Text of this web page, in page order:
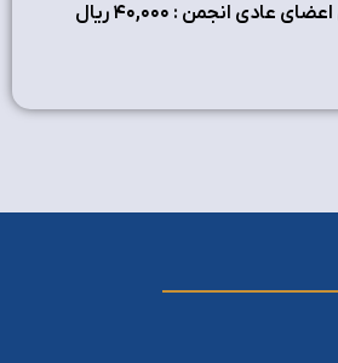
عادی انجمن : ۴٠,٠٠٠ ریال